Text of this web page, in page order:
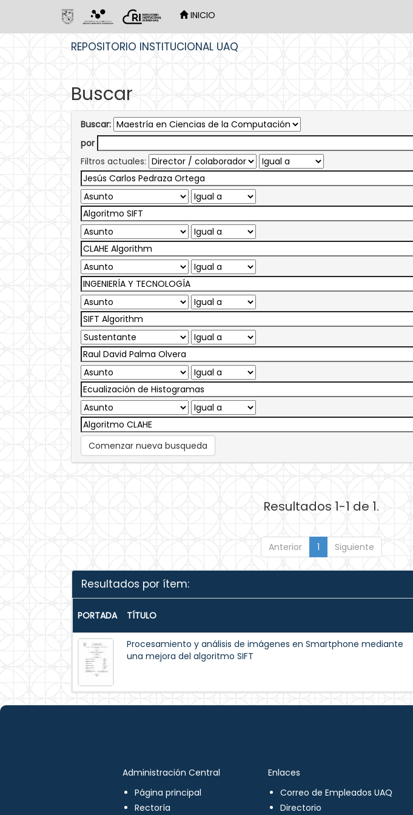
INICIO
REPOSITORIO INSTITUCIONAL UAQ
Buscar
Buscar:
por
Filtros actuales:
Comenzar nueva busqueda
Resultados 1-1 de 1.
Anterior 1 Siguiente
Resultados por ítem:
PORTADA TÍTULO
Procesamiento y análisis de imágenes en Smartphone mediante
una mejora del algoritmo SIFT
Administración Central
Página principal
Rectoría
Enlaces
Correo de Empleados UAQ
Directorio